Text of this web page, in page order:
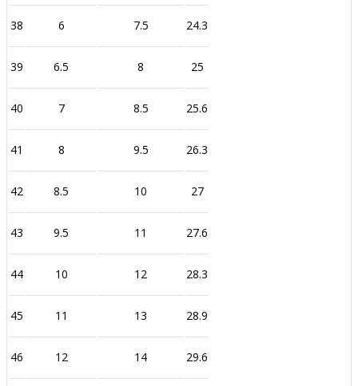
38 6 7.5 24.3
39 6.5 8 25
40 7 8.5 25.6
41 8 9.5 26.3
42 8.5 10 27
43 9.5 11 27.6
44 10 12 28.3
45 11 13 28.9
46 12 14 29.6